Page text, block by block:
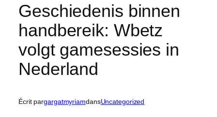
Geschiedenis binnen
handbereik: Wbetz
volgt gamesessies in
Nederland
Écrit pargargatmyriamdansUncategorized